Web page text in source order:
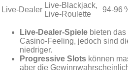
Live‑Dealer
Live‑Blackjack,
Live‑Roulette
94‑96
Live‑Dealer‑Spiele bieten
Casino‑Feeling, jedoch sind
niedriger.
Progressive Slots können
aber die